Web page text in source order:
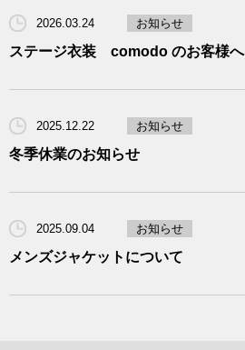
2026.03.24 お知らせ
ステージ衣装 comodo のお客様へ
2025.12.22 お知らせ
冬季休業のお知らせ
2025.09.04 お知らせ
メンズジャケットについて